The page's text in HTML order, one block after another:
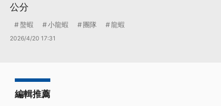
公分
螯蝦 小龍蝦 團隊 龍蝦
2026/4/20 17:31
編輯推薦